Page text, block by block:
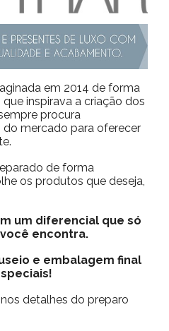
em 2014 de forma
inspirava a criação dos
procura
mercado para oferecer
de forma
os produtos que deseja,
um diferencial que só
encontra.
e embalagem final
detalhes do preparo